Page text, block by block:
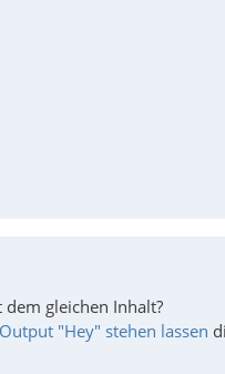
gleichen Inhalt?
"Hey" stehen lassen